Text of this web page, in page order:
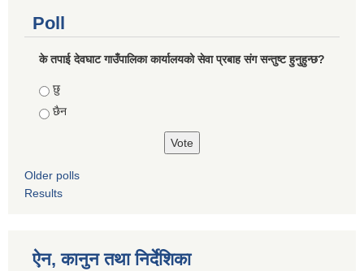
Poll
के तपाई देवघाट गाउँपालिका कार्यालयको सेवा प्रबाह संग सन्तुष्ट हुनुहुन्छ?
Choices
छु
छैन
Older polls
Results
ऐन, कानुन तथा निर्देशिका